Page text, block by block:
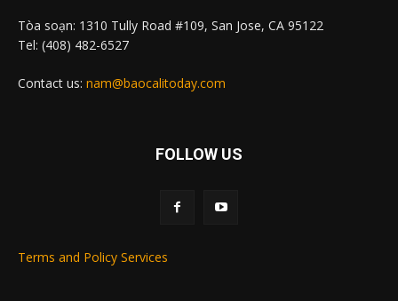
Tòa soạn: 1310 Tully Road #109, San Jose, CA 95122
Tel: (408) 482-6527
Contact us: nam@baocalitoday.com
FOLLOW US
Terms and Policy Services